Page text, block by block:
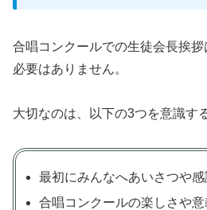
合唱コンクールでの生徒会長挨
必要はありません。
大切なのは、以下の3つを意識す
最初にみんなへあいさつや
合唱コンクールの楽しさや